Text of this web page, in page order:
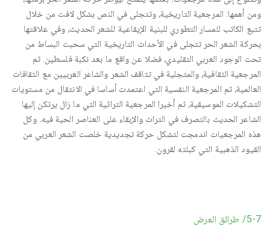
ومن أهمها: المرجعية التاريخية، وتتجلى في النص بشكل لافت من خلال
تتبع الكاتب للمسار التطوري للبنية الإيقاعية للشعر الحديث، وفي علاقتها
بحركة الشعر الحر تتجلى في الأحداث التاريخية التي سحبت البساط من
تحت الوجود العربي التقليدي، فضلا عن واقع ما بعد نكبة فلسطين. ثم
المرجعية الثقافية، والمتجلية في تثاقف الشعر والشاعر العربيين مع الثقافات
العالمية، ثم المرجعية النفسية التي اعتمدت أساسا في الانتقال من مستويات
التشكيلات الموسيقية، ثم أخيرا المرجعية التراثية التي ما زال يرتكن إليها
الشاعر الحديث بالتصرف في التراث والإبقاء على العناصر الحية فيه. وكل
هذه المرجعيات اندمجت لتشكل حركة تجديدية خلصت الشعر العربي من
القيود الذهبية التي كبلته لقرون.
5-7/ طرائق العرض